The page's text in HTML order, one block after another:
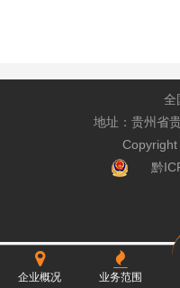
全
地址：贵州省
黔
企业概况 业务范围